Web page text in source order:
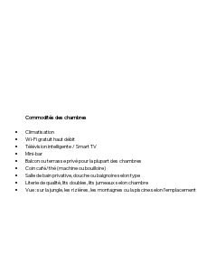
Commodités des chambres
Climatisation
Wi-Fi gratuit haut débit
Télévision intelligente / Smart TV
Mini-bar
Balcon ou terrasse privé pour la plupart des chambres
Coin café/thé (machine ou bouilloire)
Salle de bain privative, douche ou baignoire selon type
Literie de qualité, lits doubles, lits jumeaux selon chambre
Vue : sur la jungle, les rizières, les montagnes ou la piscine selon l’emplacement